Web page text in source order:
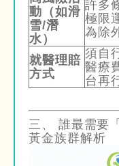
動（如滑
雪/潛
水）
許多
極限
為除
就醫理賠
方式
須自
醫療
台再
三、 誰最需要
黃金族群解析